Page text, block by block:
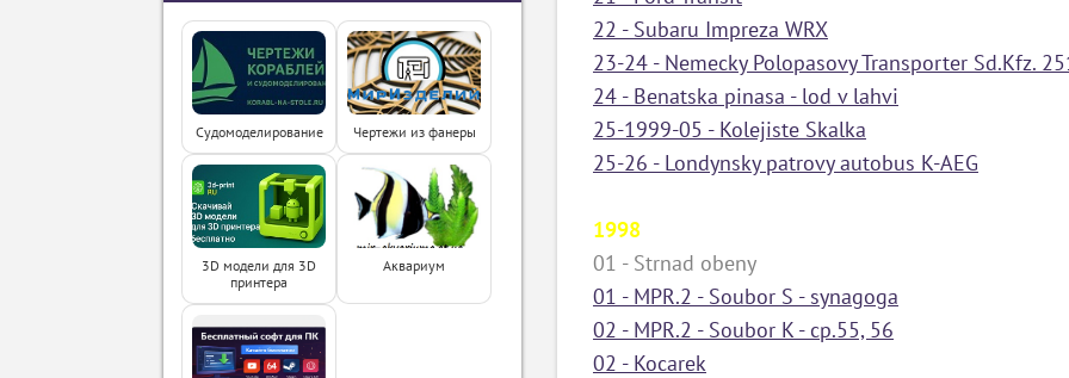
22 - Subaru Impreza WRX
23-24 - Nemecky Polopasovy Transporter Sd.Kfz.
24 - Benatska pinasa - lod v lahvi
25-1999-05 - Kolejiste Skalka
25-26 - Londynsky patrovy autobus K-AEG
1998
01 - Strnad obeny
01 - MPR.2 - Soubor S - synagoga
02 - MPR.2 - Soubor K - cp.55, 56
02 - Kocarek
Судомоделирование Чертежи из фанеры
3D модели для 3D
принтера
Аквариум